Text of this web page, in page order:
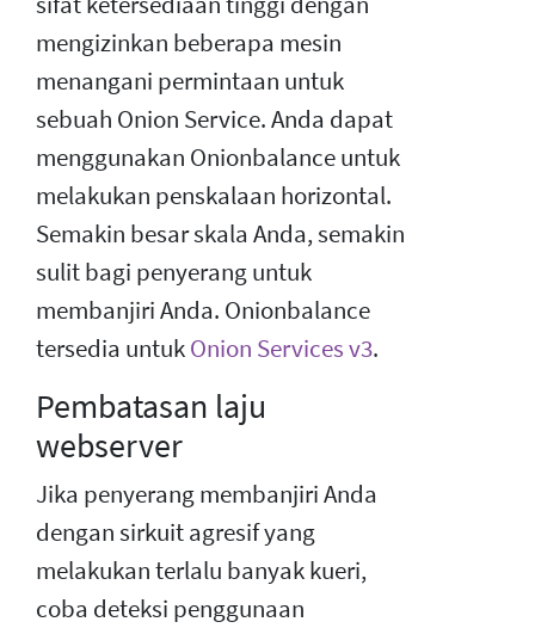
mengizinkan beberapa mesin
menangani permintaan untuk
sebuah Onion Service. Anda dapat
menggunakan Onionbalance untuk
melakukan penskalaan horizontal.
Semakin besar skala Anda, semakin
sulit bagi penyerang untuk
membanjiri Anda. Onionbalance
tersedia untukOnion Services v3.
Pembatasan laju
webserver
Jika penyerang membanjiri Anda
dengan sirkuit agresif yang
melakukan terlalu banyak kueri,
coba deteksi penggunaan